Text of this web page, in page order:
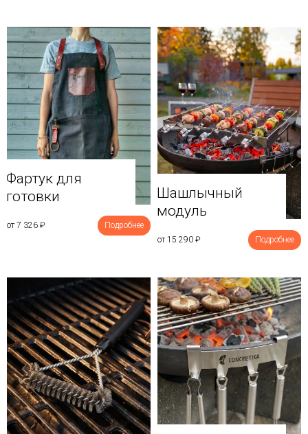
Фартук для
готовки
от 7 326 ₽ Подробнее
Шашлычный
модуль
от 15 290 ₽ Подробнее